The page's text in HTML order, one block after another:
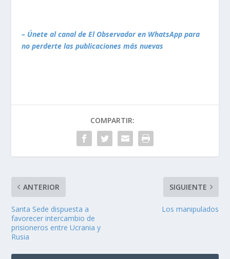
– Únete al canal de El Observador en WhatsApp para
no perderte las publicaciones más nuevas
COMPARTIR:
ANTERIOR
Santa Sede dispuesta a
favorecer intercambio de
prisioneros entre Ucrania y
Rusia
SIGUIENTE
Los manipulados